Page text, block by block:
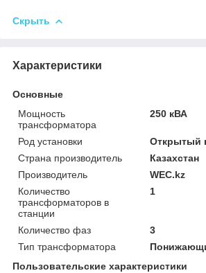
Скрыть
Характеристики
Основные
Мощность
трансформатора
250 кВА
Род установки
Открытый
Страна производитель
Казахстан
Производитель
WEC.kz
Количество
трансформаторов в
станции
1
Количество фаз
3
Тип трансформатора
Пользовательские характеристики